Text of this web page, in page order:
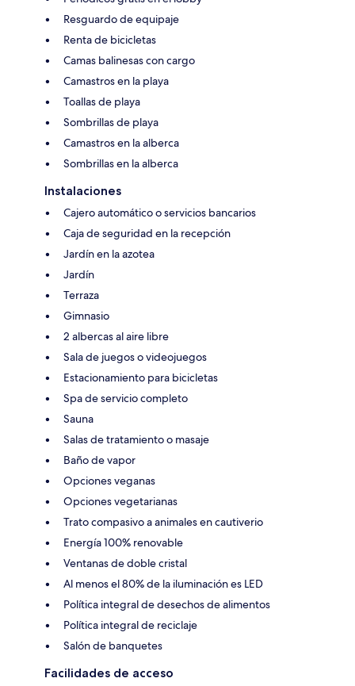
Resguardo de equipaje
Renta de bicicletas
Camas balinesas con cargo
Camastros en la playa
Toallas de playa
Sombrillas de playa
Camastros en la alberca
Sombrillas en la alberca
Instalaciones
Cajero automático o servicios bancarios
Caja de seguridad en la recepción
Jardín en la azotea
Jardín
Terraza
Gimnasio
2 albercas al aire libre
Sala de juegos o videojuegos
Estacionamiento para bicicletas
Spa de servicio completo
Sauna
Salas de tratamiento o masaje
Baño de vapor
Opciones veganas
Opciones vegetarianas
Trato compasivo a animales en cautiverio
Energía 100% renovable
Ventanas de doble cristal
Al menos el 80% de la iluminación es LED
Política integral de desechos de alimentos
Política integral de reciclaje
Salón de banquetes
Facilidades de acceso